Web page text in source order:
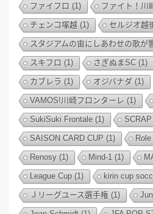
ファイフロ (1) ファイト！川
チェンコ塚越 (1) セルジオ越
スタジアムの宙にしあわせの歌が
スキフロ (1) さぎぬまSC (1)
カブレラ (1) オジバナダ (1)
VAMOS!川崎フロンターレ (1)
SukiSuki Frontale (1) SCRAP
SAISON CARD CUP (1)
Renosy (1) Mind-1 (1)
League Cup (1) kirin cup
Ｊリーグユース選手権 (1)